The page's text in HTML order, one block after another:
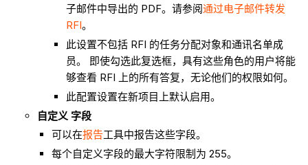
子邮件中导出的 PDF。请参阅通过电子邮件转发
RFI。
此设置不包括 RFI 的任务分配对象和通讯名单成
员。 即使勾选此复选框，具有这些角色的用户将能
够查看 RFI 上的所有答复，无论他们的权限如何。
此配置设置在新项目上默认启用。
自定义 字段
可以在报告工具中报告这些字段。
每个自定义字段的最大字符限制为 255。